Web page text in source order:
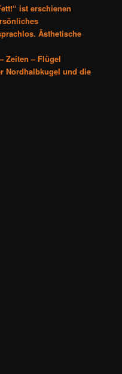
ist erschienen
Ästhetische
Zeiten – Flügel
Nordhalbkugel und die